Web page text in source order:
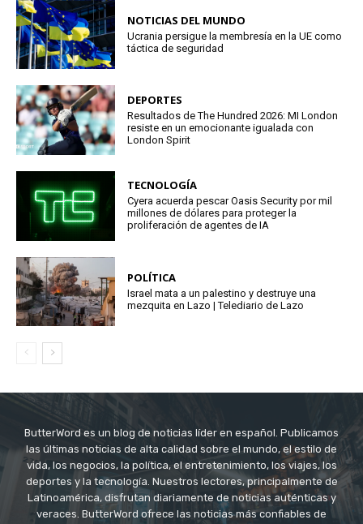
NOTICIAS DEL MUNDO
Ucrania persigue la membresía en la UE como
táctica de seguridad
DEPORTES
Resultados de The Hundred 2026: MI London
resiste en un emocionante igualada con
London Spirit
TECNOLOGÍA
Cyera acuerda pescar Oasis Security por mil
millones de dólares para proteger la
proliferación de agentes de IA
POLÍTICA
Israel mata a un palestino y destruye una
mezquita en Lazo | Telediario de Lazo
ButterWord es un blog de noticias líder en español. Publicamos
las últimas noticias de alta calidad sobre el mundo, el estilo de
vida, los negocios, la política, el entretenimiento, los viajes, los
deportes y la tecnología. Nuestros lectores, principalmente de
Latinoamérica, disfrutan diariamente de noticias auténticas y
veraces. ButterWord ofrece las noticias más confiables de